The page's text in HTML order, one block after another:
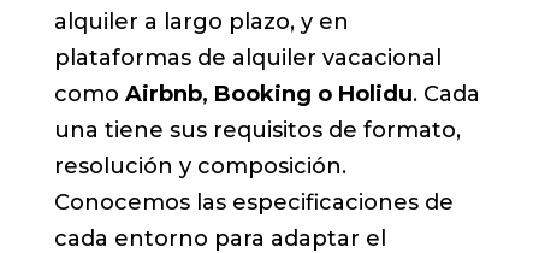
alquiler a largo plazo, y en
plataformas de alquiler vacacional
como Airbnb, Booking o Holidu. Cada
una tiene sus requisitos de formato,
resolución y composición.
Conocemos las especificaciones de
cada entorno para adaptar el